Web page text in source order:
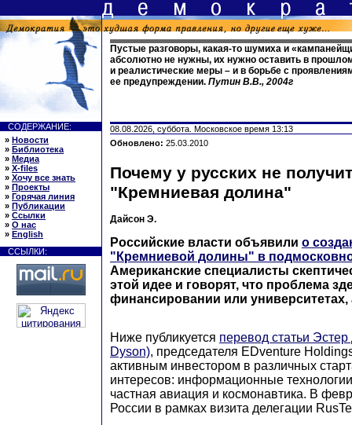
Пустые разговоры, какая-то шумиха и
абсолютно не нужны, их нужно оставить в
и реалистические меры – и в борьбе с
ее предупреждении. Путин В.В., 2004г
СОДЕРЖАНИЕ:
» Новости
» Библиотека
» Медиа
» X-files
» Хочу все знать
» Проекты
» Горячая линия
» Публикации
» Ссылки
» О нас
» English
ССЫЛКИ:
08.08.2026, суббота. Московское время 13:13
Обновлено: 25.03.2010
Почему у русских не
"Кремниевая долина"
Дайсон Э.
Российские власти объявили о
"Кремниевой долины" в
Американские специалисты
этой идее и говорят, что проблема
финансировании или университетах,
Ниже публикуется перевод статьи
Dyson), председателя EDventure
активным инвестором в различных
интересов: информационные
частная авиация и космонавтика. В
России в рамках визита делегации